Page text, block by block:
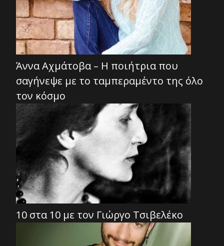
Άννα Αχμάτοβα – Η ποιήτρια που
σαγήνεψε με το ταμπεραμέντο της όλο
τον κόσμο
10 στα 10 με τον Γιώργο Τσιβελέκο